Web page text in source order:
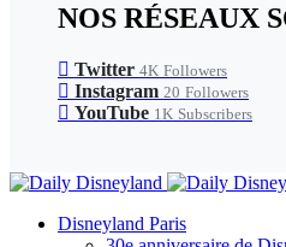
NOS RÉSEAUX
Twitter 4K Followers
Instagram 20 Followers
YouTube 1K Subscribers
Disneyland Paris